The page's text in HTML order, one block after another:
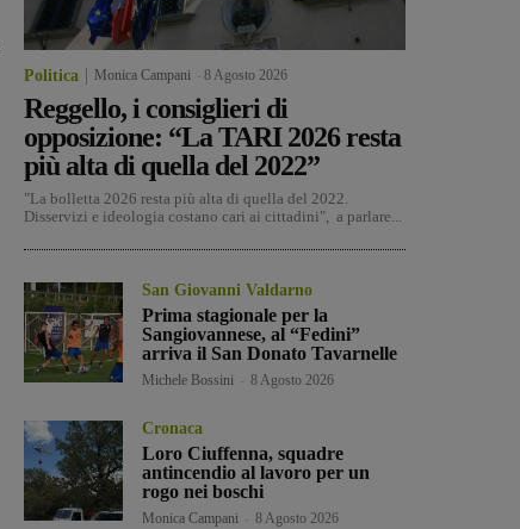
Politica Monica Campani 8 Agosto 2026
Reggello, i consiglieri di
opposizione: “La TARI 2026 resta
più alta di quella del 2022”
"La bolletta 2026 resta più alta di quella del 2022.
Disservizi e ideologia costano cari ai cittadini", a parlare...
San Giovanni Valdarno
Prima stagionale per la
Sangiovannese, al “Fedini”
arriva il San Donato Tavarnelle
Michele Bossini 8 Agosto 2026
Cronaca
Loro Ciuffenna, squadre
antincendio al lavoro per un
rogo nei boschi
Monica Campani 8 Agosto 2026